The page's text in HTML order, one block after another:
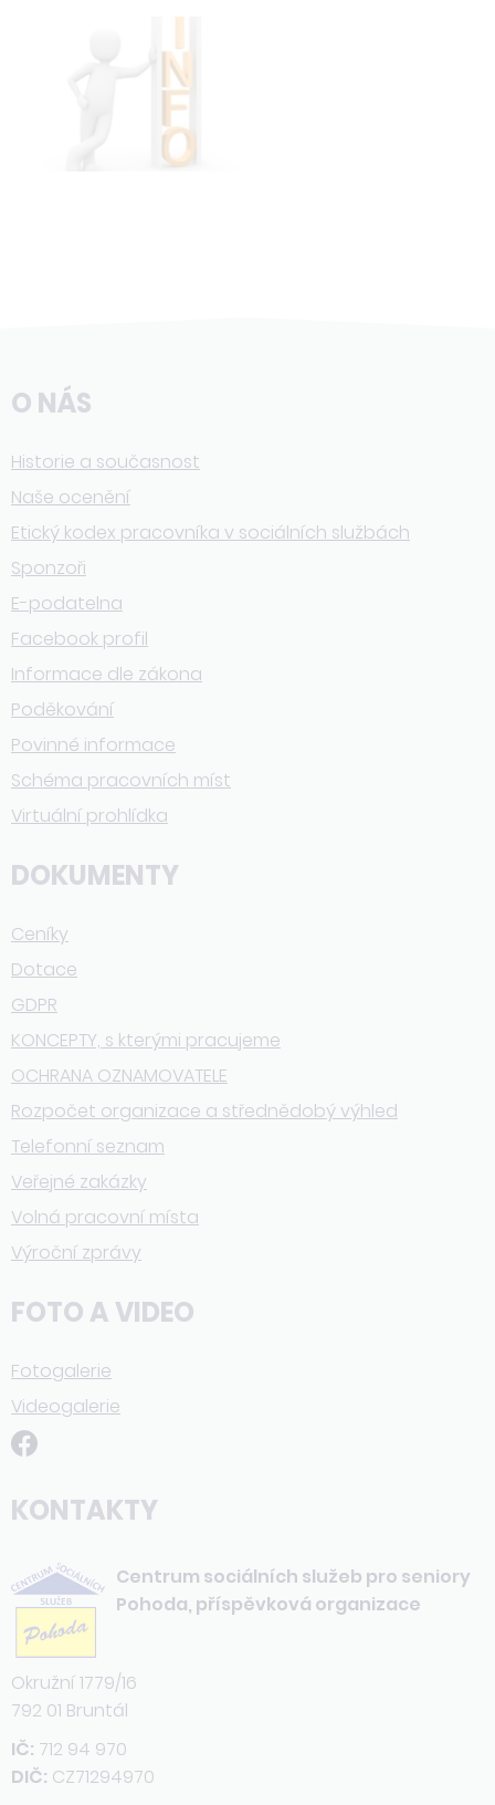
O NÁS
Historie a současnost
Naše ocenění
Etický kodex pracovníka v sociálních službách
Sponzoři
E-podatelna
Facebook profil
Informace dle zákona
Poděkování
Povinné informace
Schéma pracovních míst
Virtuální prohlídka
DOKUMENTY
Ceníky
Dotace
GDPR
KONCEPTY, s kterými pracujeme
OCHRANA OZNAMOVATELE
Rozpočet organizace a střednědobý výhled
Telefonní seznam
Veřejné zakázky
Volná pracovní místa
Výroční zprávy
FOTO A VIDEO
Fotogalerie
Videogalerie
KONTAKTY
Centrum sociálních služeb pro seniory
Pohoda, příspěvková organizace
Okružní 1779/16
792 01 Bruntál
IČ: 712 94 970
DIČ: CZ71294970